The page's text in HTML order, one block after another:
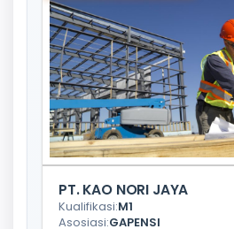
PT. KAO NORI JAYA
Kualifikasi:M1
Asosiasi:GAPENSI